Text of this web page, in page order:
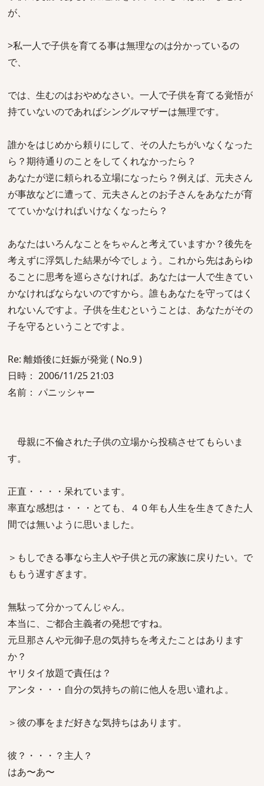
が、
>私一人で子供を育てる事は無理なのは分かっているの
で、
では、生むのはおやめなさい。一人で子供を育てる覚悟が
持ていないのであればシングルマザーは無理です。
誰かをはじめから頼りにして、その人たちがいなくなった
ら？期待通りのことをしてくれなかったら？
あなたが逆に頼られる立場になったら？例えば、元夫さん
が事故などに遭って、元夫さんとのお子さんをあなたが育
てていかなければいけなくなったら？
あなたはいろんなことをちゃんと考えていますか？後先を
考えずに浮気した結果が今でしょう。これから先はあらゆ
ることに思考を巡らさなければ。あなたは一人で生きてい
かなければならないのですから。誰もあなたを守ってはく
れないんですよ。子供を生むということは、あなたがその
子を守るということですよ。
Re: 離婚後に妊娠が発覚 ( No.9 )
日時： 2006/11/25 21:03
名前： パニッシャー
母親に不倫された子供の立場から投稿させてもらいま
す。
正直・・・・呆れています。
率直な感想は・・・とても、４０年も人生を生きてきた人
間では無いように思いました。
＞もしできる事なら主人や子供と元の家族に戻りたい。で
ももう遅すぎます。
無駄って分かってんじゃん。
本当に、ご都合主義者の発想ですね。
元旦那さんや元御子息の気持ちを考えたことはあります
か？
ヤリタイ放題で責任は？
アンタ・・・自分の気持ちの前に他人を思い遣れよ。
＞彼の事をまだ好きな気持ちはあります。
彼？・・・？主人？
はあ〜あ〜